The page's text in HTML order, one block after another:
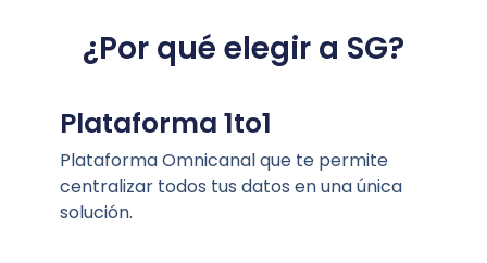
¿Por qué elegir a SG?
Plataforma 1to1
Plataforma Omnicanal que te permite
centralizar todos tus datos en una única
solución.